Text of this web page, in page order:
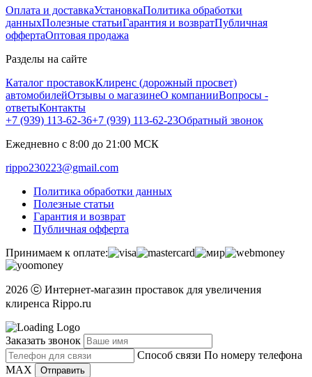
Оплата и доставкаУстановкаПолитика обработки
данныхПолезные статьиГарантия и возвратПубличная
оффертаОптовая продажа
Разделы на сайте
Каталог проставокКлиренс (дорожный просвет)
автомобилейОтзывы о магазинеО компанииВопросы -
ответыКонтакты
+7 (939) 113-62-36+7 (939) 113-62-23Обратный звонок
Ежедневно с 8:00 до 21:00 МСК
rippo230223@gmail.com
Политика обработки данных
Полезные статьи
Гарантия и возврат
Публичная офферта
Принимаем к оплате:
2026 ⓒ Интернет-магазин проставок для увеличения
клиренса Rippo.ru
Заказать звонок
Способ связи По номеру телефона
MAX
Отправить